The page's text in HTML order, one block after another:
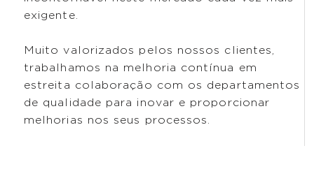
exigente.
Muito valorizados pelos nossos clientes,
trabalhamos na melhoria contínua em
estreita colaboração com os departamentos
de qualidade para inovar e proporcionar
melhorias nos seus processos.